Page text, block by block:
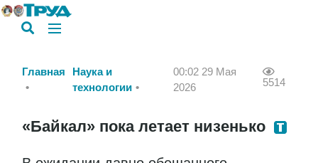
Главная
Наука и
технологии
00:02 29 Мая
2026
5514
«Байкал» пока летает низенько